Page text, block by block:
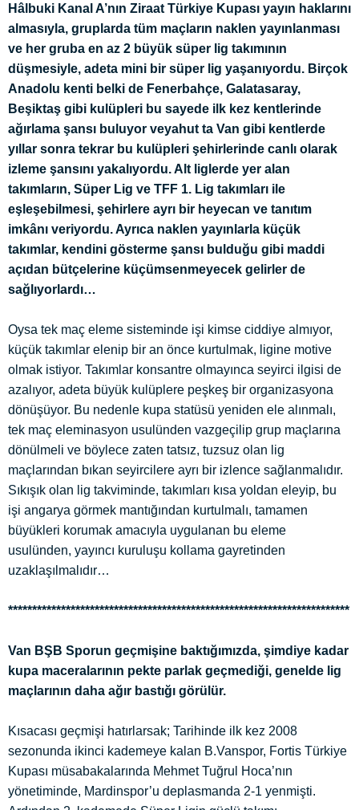
Hâlbuki Kanal A’nın Ziraat Türkiye Kupası yayın haklarını
almasıyla, gruplarda tüm maçların naklen yayınlanması
ve her gruba en az 2 büyük süper lig takımının
düşmesiyle, adeta mini bir süper lig yaşanıyordu. Birçok
Anadolu kenti belki de Fenerbahçe, Galatasaray,
Beşiktaş gibi kulüpleri bu sayede ilk kez kentlerinde
ağırlama şansı buluyor veyahut ta Van gibi kentlerde
yıllar sonra tekrar bu kulüpleri şehirlerinde canlı olarak
izleme şansını yakalıyordu. Alt liglerde yer alan
takımların, Süper Lig ve TFF 1. Lig takımları ile
eşleşebilmesi, şehirlere ayrı bir heyecan ve tanıtım
imkânı veriyordu. Ayrıca naklen yayınlarla küçük
takımlar, kendini gösterme şansı bulduğu gibi maddi
açıdan bütçelerine küçümsenmeyecek gelirler de
sağlıyorlardı…
Oysa tek maç eleme sisteminde işi kimse ciddiye almıyor,
küçük takımlar elenip bir an önce kurtulmak, ligine motive
olmak istiyor. Takımlar konsantre olmayınca seyirci ilgisi de
azalıyor, adeta büyük kulüplere peşkeş bir organizasyona
dönüşüyor. Bu nedenle kupa statüsü yeniden ele alınmalı,
tek maç eleminasyon usulünden vazgeçilip grup maçlarına
dönülmeli ve böylece zaten tatsız, tuzsuz olan lig
maçlarından bıkan seyircilere ayrı bir izlence sağlanmalıdır.
Sıkışık olan lig takviminde, takımları kısa yoldan eleyip, bu
işi angarya görmek mantığından kurtulmalı, tamamen
büyükleri korumak amacıyla uygulanan bu eleme
usulünden, yayıncı kuruluşu kollama gayretinden
uzaklaşılmalıdır…
***********************************************************************
Van BŞB Sporun geçmişine baktığımızda, şimdiye kadar
kupa maceralarının pekte parlak geçmediği, genelde lig
maçlarının daha ağır bastığı görülür.
Kısacası geçmişi hatırlarsak; Tarihinde ilk kez 2008
sezonunda ikinci kademeye kalan B.Vanspor, Fortis Türkiye
Kupası müsabakalarında Mehmet Tuğrul Hoca’nın
yönetiminde, Mardinspor’u deplasmanda 2-1 yenmişti.